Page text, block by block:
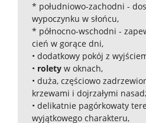
* południowo-zachodni -
wypoczynku w słońcu,
* północno-wschodni -
cień w gorące dni,
•⁠ ⁠dodatkowy pokój z
•⁠ ⁠ rolety w oknach,
•⁠ ⁠duża, częściowo
krzewami i dojrzałymi
•⁠ ⁠delikatnie pagórkowaty
wyjątkowego charakteru,